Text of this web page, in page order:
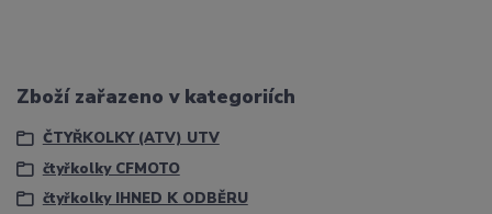
Zboží zařazeno v kategoriích
ČTYŘKOLKY (ATV) UTV
čtyřkolky CFMOTO
čtyřkolky IHNED K ODBĚRU